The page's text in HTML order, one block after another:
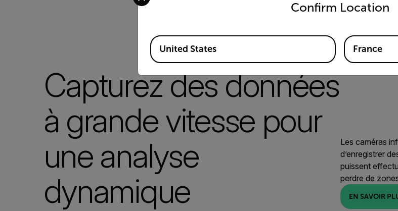
Capturez des données
à grande vitesse pour
une analyse
dynamique
Les caméras
d’enregistrer
puissent
perdre de
EN SAVOIR
Confirm Location
Available Locations
United States France